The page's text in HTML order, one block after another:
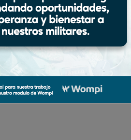
confianza
de enero de 2026